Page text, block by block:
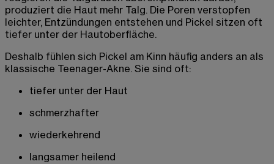
produziert die Haut mehr Talg. Die Poren verstopfen
leichter, Entzündungen entstehen und Pickel sitzen oft
tiefer unter der Hautoberfläche.
Deshalb fühlen sich Pickel am Kinn häufig anders an als
klassische Teenager-Akne. Sie sind oft:
tiefer unter der Haut
schmerzhafter
wiederkehrend
langsamer heilend